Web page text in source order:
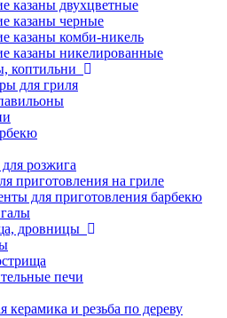
казаны двухцветные
казаны черные
казаны комби-никель
казаны никелированные
коптильни
для гриля
розжига
приготовления на гриле
для приготовления барбекю
дровницы
печи
керамика и резьба по дереву